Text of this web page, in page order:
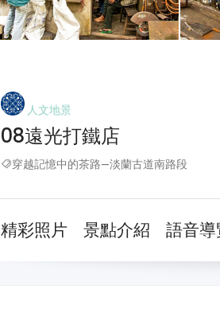
人文地景
08遠光打鐵店
穿越記憶中的茶路—淡蘭古道南路段
精彩照片 景點介紹 語音導